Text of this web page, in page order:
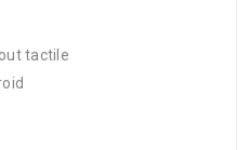
tactile